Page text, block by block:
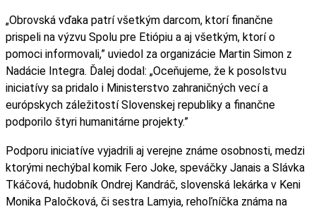
„Obrovská vďaka patrí všetkým darcom, ktorí finančne
prispeli na výzvu Spolu pre Etiópiu a aj všetkým, ktorí o
pomoci informovali,” uviedol za organizácie Martin Simon z
Nadácie Integra. Ďalej dodal: „Oceňujeme, že k posolstvu
iniciatívy sa pridalo i Ministerstvo zahraničných vecí a
európskych záležitostí Slovenskej republiky a finančne
podporilo štyri humanitárne projekty.”
Podporu iniciatíve vyjadrili aj verejne známe osobnosti, medzi
ktorými nechýbal komik Fero Joke, speváčky Janais a Slávka
Tkáčová, hudobník Ondrej Kandráč, slovenská lekárka v Keni
Monika Paločková, či sestra Lamyia, rehoľníčka známa na